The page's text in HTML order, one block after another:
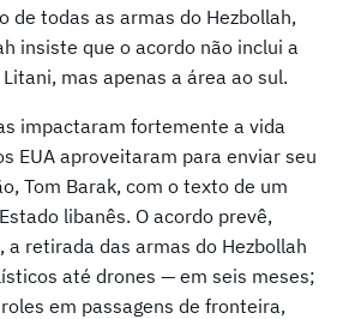
de todas as armas do Hezbollah,
insiste que o acordo não inclui a
mas apenas a área ao sul.
impactaram fortemente a vida
EUA aproveitaram para enviar seu
Tom Barak, com o texto de um
libanês. O acordo prevê,
retirada das armas do Hezbollah
até drones — em seis meses;
em passagens de fronteira,